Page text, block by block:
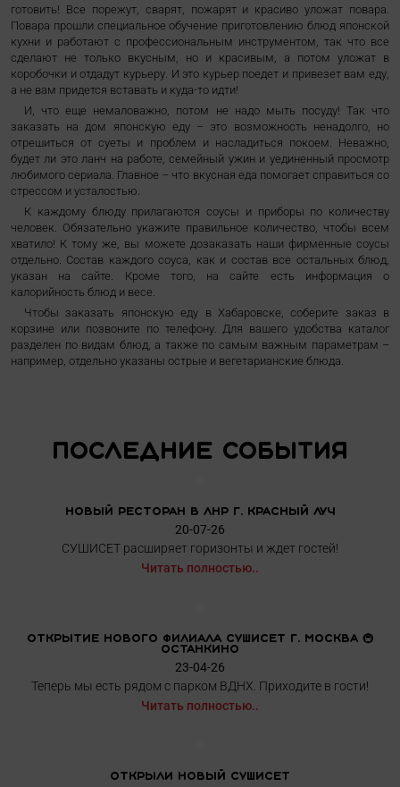
готовить! Все порежут, сварят, пожарят и красиво уложат повара.
Повара прошли специальное обучение приготовлению блюд японской
кухни и работают с профессиональным инструментом, так что все
сделают не только вкусным, но и красивым, а потом уложат в
коробочки и отдадут курьеру. И это курьер поедет и привезет вам еду,
а не вам придется вставать и куда-то идти!
И, что еще немаловажно, потом не надо мыть посуду! Так что
заказать на дом японскую еду – это возможность ненадолго, но
отрешиться от суеты и проблем и насладиться покоем. Неважно,
будет ли это ланч на работе, семейный ужин и уединенный просмотр
любимого сериала. Главное – что вкусная еда помогает справиться со
стрессом и усталостью.
К каждому блюду прилагаются соусы и приборы по количеству
человек. Обязательно укажите правильное количество, чтобы всем
хватило! К тому же, вы можете дозаказать наши фирменные соусы
отдельно. Состав каждого соуса, как и состав все остальных блюд,
указан на сайте. Кроме того, на сайте есть информация о
калорийность блюд и весе.
Чтобы заказать японскую еду в Хабаровске, соберите заказ в
корзине или позвоните по телефону. Для вашего удобства каталог
разделен по видам блюд, а также по самым важным параметрам –
например, отдельно указаны острые и вегетарианские блюда.
Последние события
Новый ресторан в ЛНР г. Красный Луч
20-07-26
СУШИСЕТ расширяет горизонты и ждет гостей!
Читать полностью..
Открытие нового филиала СУШИСЕТ г. Москва 🚇
Останкино
23-04-26
Теперь мы есть рядом с парком ВДНХ. Приходите в гости!
Читать полностью..
ОТКРЫЛИ НОВЫЙ СУШИСЕТ